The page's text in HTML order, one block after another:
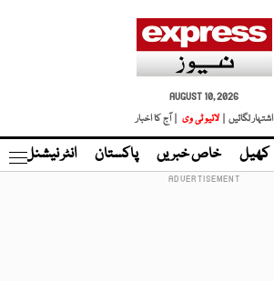
AUGUST 10, 2026
اشتہار لگائیں |
لائیو ٹی وی | آج کا اخبار
کھیل خاص خبریں پاکستان انٹر نیشنل